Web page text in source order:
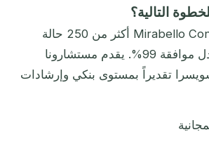
التالية؟
معالجت Mirabello Consultancy أكثر من 250 حالة
جنسية كاريبية بمعدل موافقة 99%. يقدم مستشارونا
تقديراً بمستوى بنكي وإرشادات